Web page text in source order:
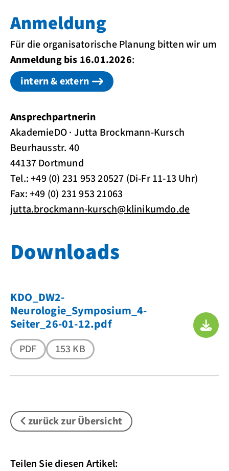
Anmeldung
Für die organisatorische Planung bitten wir um
Anmeldung bis 16.01.2026:
intern & extern
Ansprechpartnerin
AkademieDO · Jutta Brockmann-Kursch
Beurhausstr. 40
44137 Dortmund
Tel.: +49 (0) 231 953 20527 (Di-Fr 11-13 Uhr)
Fax: +49 (0) 231 953 21063
jutta.brockmann-kursch@klinikumdo.de
Downloads
KDO_DW2-
Neurologie_Symposium_4-
Seiter_26-01-12.pdf
PDF 153 KB
zurück zur Übersicht
Teilen Sie diesen Artikel: